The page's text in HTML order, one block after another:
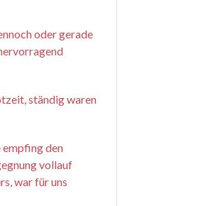
oder gerade
ständig waren
empfing den
vollauf
war für uns